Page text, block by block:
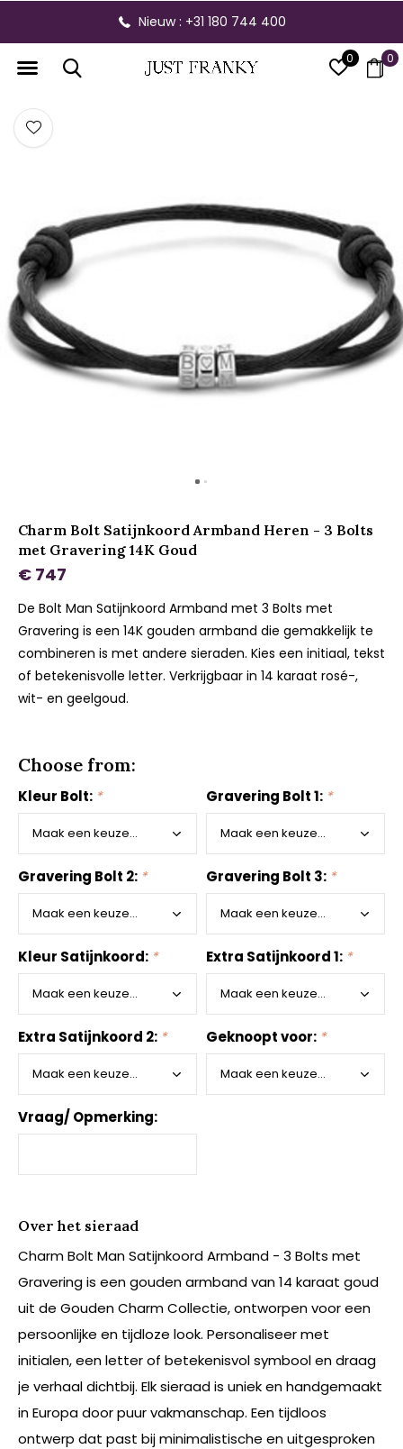
0 0
Nieuw : +31 180 744 400
Charm Bolt Satijnkoord Armband Heren - 3 Bolts
met Gravering 14K Goud
€ 747
De Bolt Man Satijnkoord Armband met 3 Bolts met
Gravering is een 14K gouden armband die gemakkelijk te
combineren is met andere sieraden. Kies een initiaal, tekst
of betekenisvolle letter. Verkrijgbaar in 14 karaat rosé-,
wit- en geelgoud.
Choose from:
Kleur Bolt: * Gravering Bolt 1: *
Gravering Bolt 2: * Gravering Bolt 3: *
Kleur Satijnkoord: * Extra Satijnkoord 1: *
Extra Satijnkoord 2: * Geknoopt voor: *
Vraag/ Opmerking:
Over het sieraad
Charm Bolt Man Satijnkoord Armband - 3 Bolts met
Gravering is een gouden armband van 14 karaat goud
uit de Gouden Charm Collectie, ontworpen voor een
persoonlijke en tijdloze look. Personaliseer met
initialen, een letter of betekenisvol symbool en draag
je verhaal dichtbij. Elk sieraad is uniek en handgemaakt
in Europa door puur vakmanschap. Een tijdloos
ontwerp dat past bij minimalistische en uitgesproken